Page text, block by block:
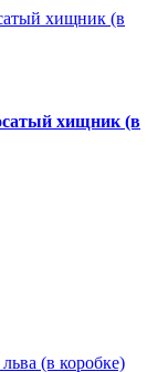
хищник (в